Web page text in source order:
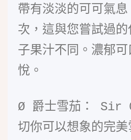
帶有淡淡的可可氣
次，這與您嘗試過
子果汁不同。濃郁
悅。
Ø 爵士雪茄： Sir
切你可以想象的完